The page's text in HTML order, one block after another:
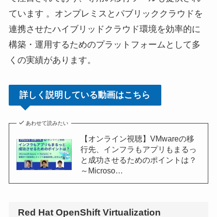
ています 。オンプレミスとパブリッククラウドを
連携させたハイブリッドクラウド環境を効率的に
構築・運用するためのプラットフォームとして多
くの実績があります。
詳しく説明している動画はこちら
あわせて読みたい
【オンライン視聴】VMwareの移
行先、インフラもアプリもまるっ
と成功させるためのポイントは？
～Microso…
Red Hat OpenShift Virtualization